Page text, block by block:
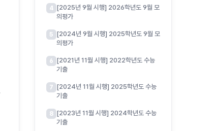
4 [2025년 9월 시행] 2026학년도 9월 모
의평가
5 [2024년 9월 시행] 2025학년도 9월 모
의평가
6 [2021년 11월 시행] 2022학년도 수능
기출
7 [2024년 11월 시행] 2025학년도 수능
기출
8 [2023년 11월 시행] 2024학년도 수능
기출